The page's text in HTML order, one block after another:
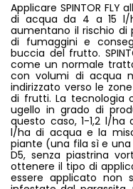
Applicare SPINTOR FLY
di acqua da 4 a 15 l/
aumentano il rischio di
di fumaggini e
buccia del frutto.
come un normale
con volumi di acqua
indirizzato verso le
di frutti. La tecnologia
ugello in grado di
questo caso, 1-1,2 l/ha
l/ha di acqua e la
piante (una fila sì e
D5, senza piastrina
ottenere il tipo di
essere applicato non